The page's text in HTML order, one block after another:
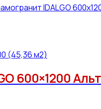
IDALGO
(45,36 м2)
600×1200